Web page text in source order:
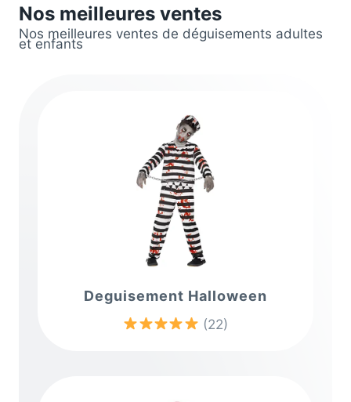
Nos meilleures ventes
Nos meilleures ventes de déguisements adultes
et enfants
Deguisement Halloween
(22)